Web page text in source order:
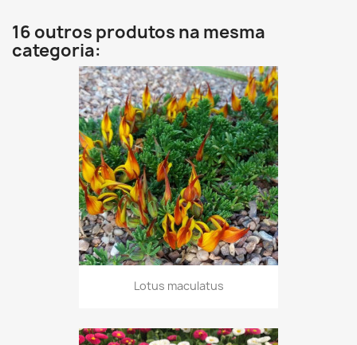
16 outros produtos na mesma
categoria:
Lotus maculatus